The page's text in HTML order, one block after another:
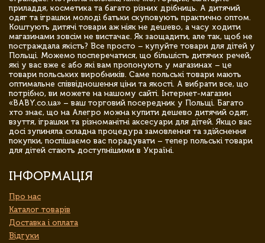
приладдя, косметика та багато різних дрібниць. А дитячий
одяг та іграшки молоді батьки скуповують практично оптом.
Коштують дитячі товари аж ніяк не дешево, а часу ходити
магазинами зовсім не вистачає. Як заощадити, але так, щоб не
постраждала якість? Все просто – купуйте товари для дітей у
Польщі. Можемо посперечатися, що більшість дитячих речей,
які у вас вже є або які вам пропонують у магазинах – це
товари польських виробників. Саме польські товари мають
оптимальне співвідношення ціни та якості. А вибрати все, що
потрібно, ви можете на нашому сайті. Інтернет-магазин
«BABY.co.ua» – ваш торговий посередник у Польщі. Багато
хто знає, що на Алегро можна купити дешево дитячий одяг,
взуття, іграшки та різноманітні аксесуари для дітей. Якщо вас
досі зупиняла складна процедура замовлення та здійснення
покупки, поспішаємо вас порадувати – тепер польські товари
для дітей стають доступнішими в Україні.
ІНФОРМАЦІЯ
Про нас
Каталог товарів
Доставка і оплата
Відгуки